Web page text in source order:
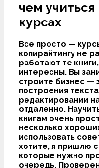
чем
курсах
Все просто —
копирайтингу не
работают те
интересны. Вы
строите бизнес —
построения
редактировании
отдаленно.
книгам очень
несколько
использовать
хотите, я пришлю
которые нужно
очередь.